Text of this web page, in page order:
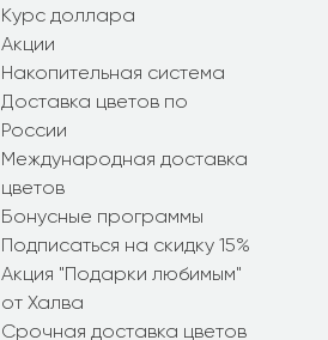
Курс доллара
Акции
Накопительная система
Доставка цветов по
России
Международная доставка
цветов
Бонусные программы
Подписаться на скидку 15%
Акция "Подарки любимым"
от Халва
Срочная доставка цветов